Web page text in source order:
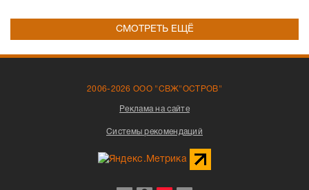
СМОТРЕТЬ ЕЩЁ
2006-2026 ООО "СВЖ"ОСТРОВ"
Реклама на сайте
Системы рекомендаций